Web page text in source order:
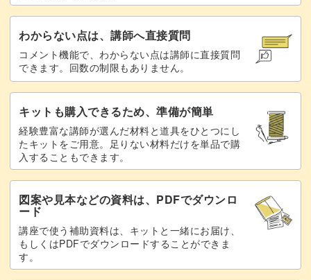
わからない点は、講師へ直接質問
コメント機能で、わからない点は講師に直接質問
できます。回数の制限もありません。
キットも購入できるため、準備が簡単
経験豊富な講師が選んだ材料と道具をひとつにし
たキットをご用意。足りない材料だけを単品で購
入することもできます。
図案や見本などの資料は、PDFでダウンロ
ード
講座で使う補助資料は、キットと一緒にお届け、
もしくはPDFでダウンロードすることができま
す。